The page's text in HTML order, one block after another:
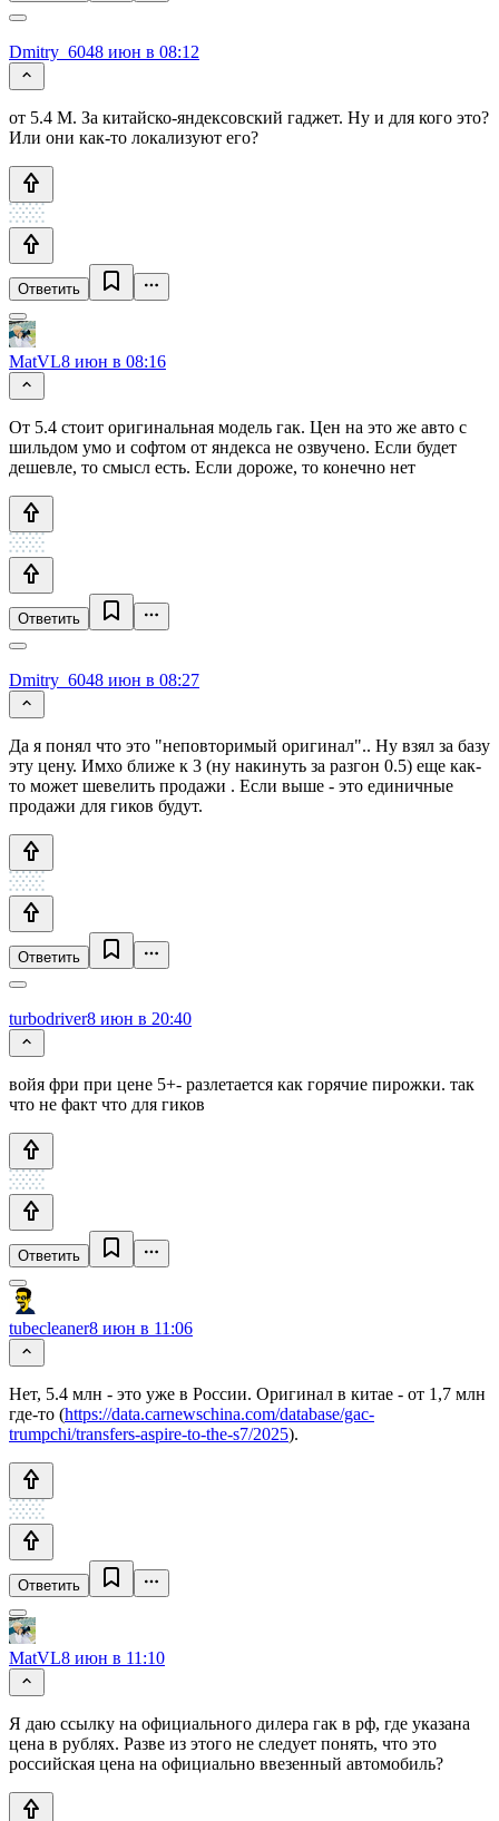
Dmitry_6048 июн в 08:12
от 5.4 М. За китайско-яндексовский гаджет. Ну и для кого это?
Или они как-то локализуют его?
Ответить
MatVL8 июн в 08:16
От 5.4 стоит оригинальная модель гак. Цен на это же авто с
шильдом умо и софтом от яндекса не озвучено. Если будет
дешевле, то смысл есть. Если дороже, то конечно нет
Ответить
Dmitry_6048 июн в 08:27
Да я понял что это "неповторимый оригинал".. Ну взял за базу
эту цену. Имхо ближе к 3 (ну накинуть за разгон 0.5) еще как-
то может шевелить продажи . Если выше - это единичные
продажи для гиков будут.
Ответить
turbodriver8 июн в 20:40
войя фри при цене 5+- разлетается как горячие пирожки. так
что не факт что для гиков
Ответить
tubecleaner8 июн в 11:06
Нет, 5.4 млн - это уже в России. Оригинал в китае - от 1,7 млн
где-то (https://data.carnewschina.com/database/gac-
trumpchi/transfers-aspire-to-the-s7/2025).
Ответить
MatVL8 июн в 11:10
Я даю ссылку на официального дилера гак в рф, где указана
цена в рублях. Разве из этого не следует понять, что это
российская цена на официально ввезенный автомобиль?